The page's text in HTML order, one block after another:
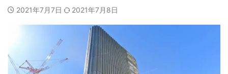
2021年7月7日 2021年7月8日